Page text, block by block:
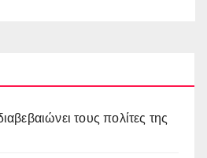
τους πολίτες της